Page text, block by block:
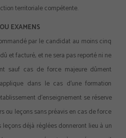
territoriale compétente.
EXAMENS
par le candidat au moins cinq
et facturé, et ne sera pas reporté ni ne
sauf cas de force majeure dûment
dans le cas d’une formation
d’enseignement se réserve
ou leçons sans préavis en cas de force
leçons déjà réglées donneront lieu à un